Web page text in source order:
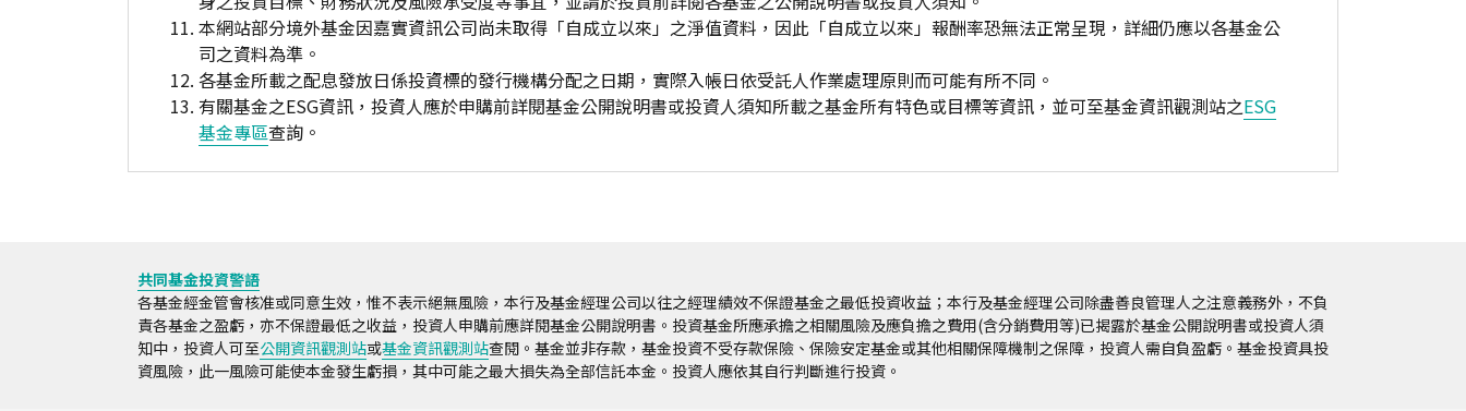
本網站部分境外基金因嘉實資訊公司尚未取得「自成立以來」之淨值資料，因此「自成立以來」報酬率恐無法正常呈現，詳細仍應以各基金公
司之資料為準。
各基金所載之配息發放日係投資標的發行機構分配之日期，實際入帳日依受託人作業處理原則而可能有所不同。
有關基金之ESG資訊，投資人應於申購前詳閱基金公開說明書或投資人須知所載之基金所有特色或目標等資訊，並可至基金資訊觀測站之ESG
基金專區查詢。
共同基金投資警語
各基金經金管會核准或同意生效，惟不表示絕無風險，本行及基金經理公司以往之經理績效不保證基金之最低投資收益；本行及基金經理公司除盡善良管理人之注意義務外，不負
責各基金之盈虧，亦不保證最低之收益，投資人申購前應詳閱基金公開說明書。投資基金所應承擔之相關風險及應負擔之費用(含分銷費用等)已揭露於基金公開說明書或投資人須
知中，投資人可至公開資訊觀測站或基金資訊觀測站查閱。基金並非存款，基金投資不受存款保險、保險安定基金或其他相關保障機制之保障，投資人需自負盈虧。基金投資具投
資風險，此一風險可能使本金發生虧損，其中可能之最大損失為全部信託本金。投資人應依其自行判斷進行投資。